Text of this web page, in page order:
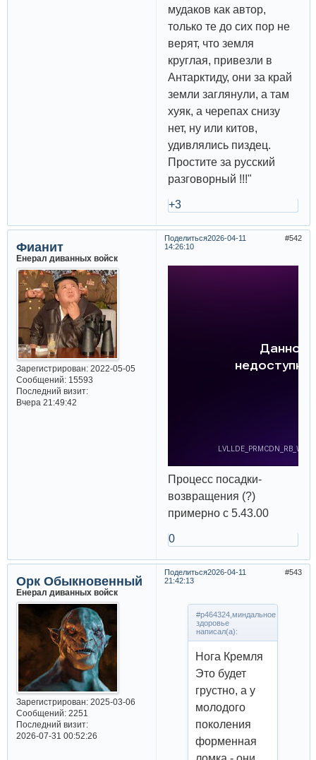
мудаков как автор,
только те до сих пор не
верят, что земля
круглая, привезли в
Антарктиду, они за край
земли заглянули, а там
хуяк, а черепах снизу
нет, ну или китов,
удивлялись пиздец.
Простите за русский
разговорный !!!"
+3
Поделиться 542
2026-04-11
14:26:10
Фианит
Енерал диванных войск
Зарегистрирован: 2022-05-05
Сообщений:15593
Последний визит:
Вчера 21:49:42
Процесс посадки-
возвращения (?)
примерно с 5.43.00
0
Поделиться 543
2026-04-11
21:42:13
Орк Обыкновенный
Енерал диванных войск
Зарегистрирован: 2025-03-06
Сообщений:2251
Последний визит:
2026-07-31 00:52:26
#p464324,миндальное
здоровье
написал(а):
Нога Кремля
Это будет
грустно, а у
молодого
поколения
форменная